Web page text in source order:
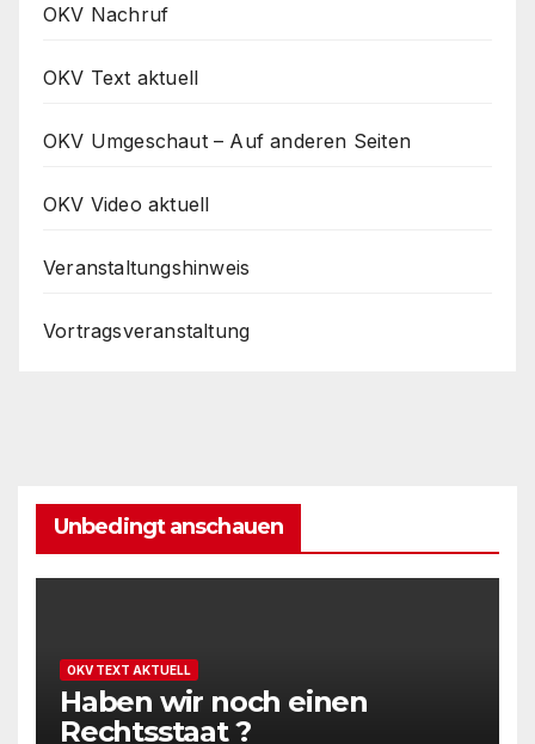
OKV Nachruf
OKV Text aktuell
OKV Umgeschaut – Auf anderen Seiten
OKV Video aktuell
Veranstaltungshinweis
Vortragsveranstaltung
Unbedingt anschauen
OKV TEXT AKTUELL
Haben wir noch einen
Rechtsstaat ?